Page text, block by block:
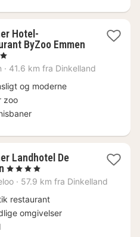
Hotel-
ByZoo Emmen
· 41.6 km fra Dinkelland
og moderne
zoo
Landhotel De
1
natt
759
kr.
, 4 Stjerner
· 57.9 km fra Dinkelland
restaurant
omgivelser